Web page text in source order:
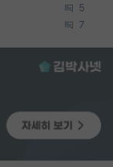
5
7